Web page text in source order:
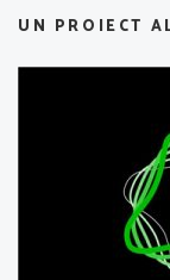
UN PROIECT